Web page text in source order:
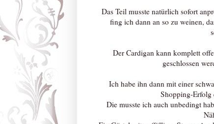
Das Teil musste natürlich sofort
fing ich dann an so zu weinen,
Der Cardigan kann komplett
geschlossen
Ich habe ihn dann mit einer
Shopping-Erfolg
Die musste ich auch unbedingt